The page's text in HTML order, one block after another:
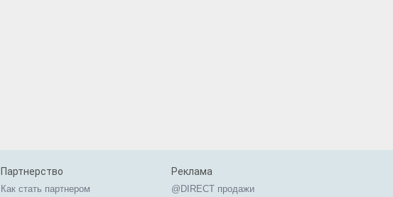
Партнерство
Как стать партнером
Реклама
@DIRECT продажи